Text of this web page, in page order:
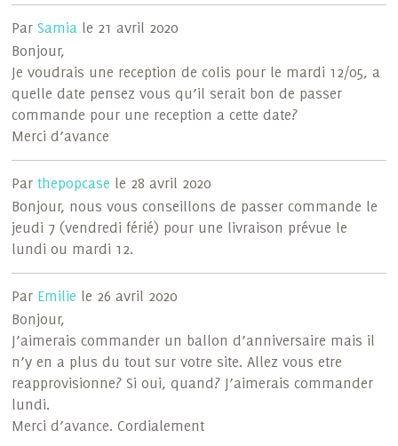
ParSamia le 21 avril 2020
Bonjour,
Je voudrais une reception de colis pour le mardi 12/05, a
quelle date pensez vous qu’il serait bon de passer
commande pour une reception a cette date?
Merci d’avance
Parthepopcase le 28 avril 2020
Bonjour, nous vous conseillons de passer commande le
jeudi 7 (vendredi férié) pour une livraison prévue le
lundi ou mardi 12.
Par Emilie le 26 avril 2020
Bonjour,
J’aimerais commander un ballon d’anniversaire mais il
n’y en a plus du tout sur votre site. Allez vous etre
reapprovisionne? Si oui, quand? J’aimerais commander
lundi.
Merci d’avance. Cordialement